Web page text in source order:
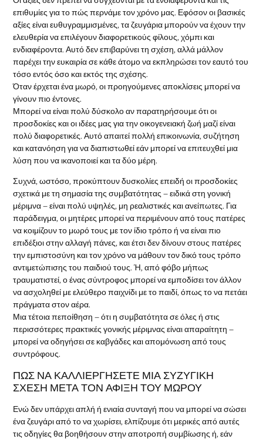
επιθυμίες για το πώς περνάμε τον χρόνο μας. Εφόσον οι βασικές
αξίες είναι ευθυγραμμισμένες, τα ζευγάρια μπορούν να έχουν την
ελευθερία να επιλέγουν διαφορετικούς φίλους, χόμπι και
ενδιαφέροντα. Αυτό δεν επιβαρύνει τη σχέση, αλλά μάλλον
παρέχει την ευκαιρία σε κάθε άτομο να εκπληρώσει τον εαυτό του
τόσο εντός όσο και εκτός της σχέσης.
Όταν έρχεται ένα μωρό, οι προηγούμενες αποκλίσεις μπορεί να
γίνουν πιο έντονες.
Μπορεί να είναι πολύ δύσκολο αν παρατηρήσουμε ότι οι
προσδοκίες και οι ιδέες μας για την οικογενειακή ζωή μαζί είναι
πολύ διαφορετικές. Αυτό απαιτεί πολλή επικοινωνία, συζήτηση
και κατανόηση για να διαπιστωθεί εάν μπορεί να επιτευχθεί μια
λύση που να ικανοποιεί και τα δύο μέρη.
Συχνά, ωστόσο, προκύπτουν δυσκολίες επειδή οι προσδοκίες
σχετικά με τη σημασία της συμβατότητας – ειδικά στη γονική
μέριμνα – είναι πολύ υψηλές, μη ρεαλιστικές και ανείπωτες. Για
παράδειγμα, οι μητέρες μπορεί να περιμένουν από τους πατέρες
να κοιμίζουν το μωρό τους με τον ίδιο τρόπο ή να είναι πιο
επιδέξιοι στην αλλαγή πάνες, και έτσι δεν δίνουν στους πατέρες
την εμπιστοσύνη και τον χρόνο να μάθουν τον δικό τους τρόπο
αντιμετώπισης του παιδιού τους. Ή, από φόβο μήπως
τραυματιστεί, ο ένας σύντροφος μπορεί να εμποδίσει τον άλλον
να ασχοληθεί με ελεύθερο παιχνίδι με το παιδί, όπως το να πετάει
πράγματα στον αέρα.
Μια τέτοια πεποίθηση – ότι η συμβατότητα σε όλες ή στις
περισσότερες πρακτικές γονικής μέριμνας είναι απαραίτητη –
μπορεί να οδηγήσει σε καβγάδες και απομόνωση από τους
συντρόφους.
ΠΩΣ ΝΑ ΚΑΛΛΙΕΡΓΗΣΕΤΕ ΜΙΑ ΣΥΖΥΓΙΚΗ
ΣΧΕΣΗ ΜΕΤΑ ΤΟΝ ΑΦΙΞΗ ΤΟΥ ΜΩΡΟΥ
Ενώ δεν υπάρχει απλή ή ενιαία συνταγή που να μπορεί να σώσει
ένα ζευγάρι από το να χωρίσει, ελπίζουμε ότι μερικές από αυτές
τις οδηγίες θα βοηθήσουν στην αποτροπή συμβίωσης ή, εάν